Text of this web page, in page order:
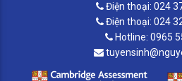
Điện thoại: 024
Điện thoại: 024
Hotline: 0965